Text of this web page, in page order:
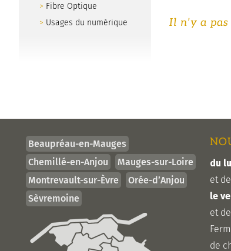
Fibre Optique
Usages du numérique
Il n’y a
Beaupréau-en-Mauges
Chemillé-en-Anjou
Mauges-sur-Loire
Montrevault-sur-Èvre
Orée-d’Anjou
Sèvremoine
du
et
le
et
de